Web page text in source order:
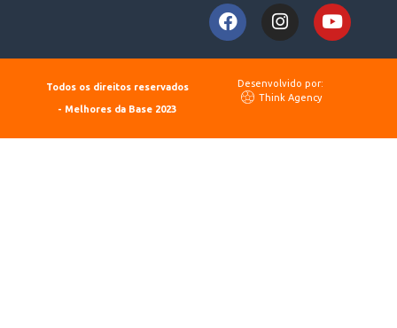
Todos os direitos reservados
- Melhores da Base 2023
Desenvolvido por:
Think Agency